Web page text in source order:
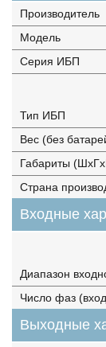
Производитель
Модель
Серия ИБП
Тип ИБП
Вес (без
Габариты
Страна
Входные
Диапазон
Число фаз
Выходные